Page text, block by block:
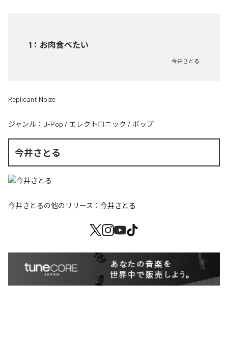
1 ： お肉食べたい
今井さとる
Replicant Noize
ジャンル： J-Pop / エレクトロニック / ポップ
今井さとる
今井さとるの他のリリース： 今井さとる